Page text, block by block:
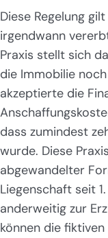
Diese Regelung
irgendwann
Praxis stellt sich
die Immobilie
akzeptierte die
dass zumindest
wurde. Diese
abgewandelter
Liegenschaft seit
anderweitig zur
können die